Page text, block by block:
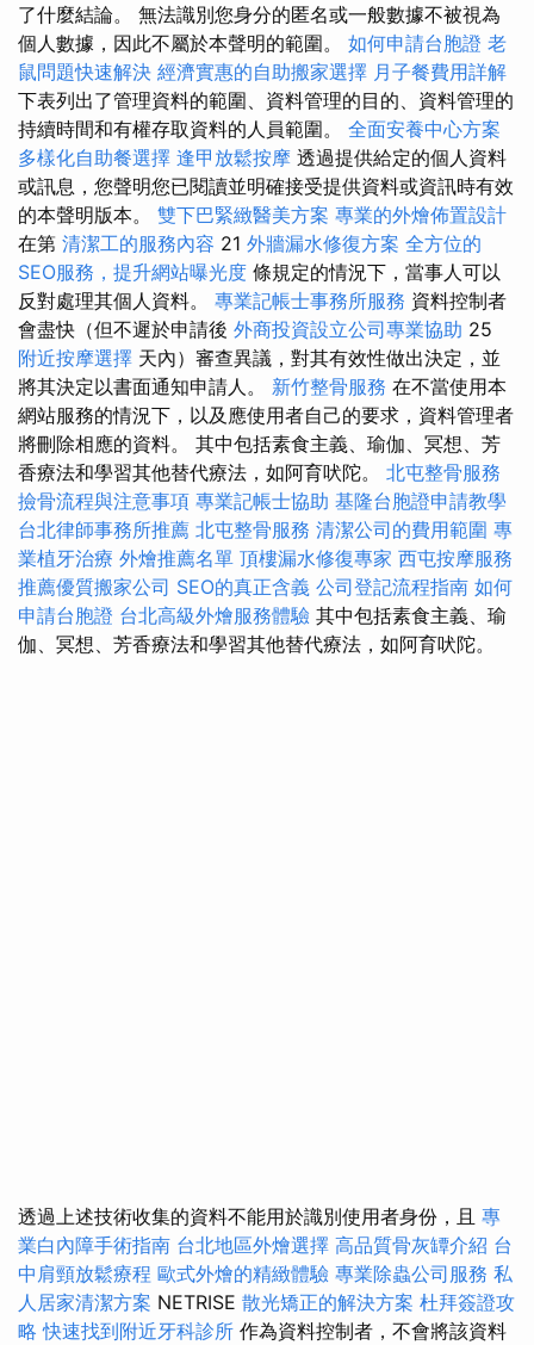
了什麼結論。 無法識別您身分的匿名或一般數據不被視為
個人數據，因此不屬於本聲明的範圍。 如何申請台胞證 老
鼠問題快速解決 經濟實惠的自助搬家選擇 月子餐費用詳解
下表列出了管理資料的範圍、資料管理的目的、資料管理的
持續時間和有權存取資料的人員範圍。 全面安養中心方案
多樣化自助餐選擇 逢甲放鬆按摩 透過提供給定的個人資料
或訊息，您聲明您已閱讀並明確接受提供資料或資訊時有效
的本聲明版本。 雙下巴緊緻醫美方案 專業的外燴佈置設計
在第 清潔工的服務內容 21 外牆漏水修復方案 全方位的
SEO服務，提升網站曝光度 條規定的情況下，當事人可以
反對處理其個人資料。 專業記帳士事務所服務 資料控制者
會盡快（但不遲於申請後 外商投資設立公司專業協助 25
附近按摩選擇 天內）審查異議，對其有效性做出決定，並
將其決定以書面通知申請人。 新竹整骨服務 在不當使用本
網站服務的情況下，以及應使用者自己的要求，資料管理者
將刪除相應的資料。 其中包括素食主義、瑜伽、冥想、芳
香療法和學習其他替代療法，如阿育吠陀。 北屯整骨服務
撿骨流程與注意事項 專業記帳士協助 基隆台胞證申請教學
台北律師事務所推薦 北屯整骨服務 清潔公司的費用範圍 專
業植牙治療 外燴推薦名單 頂樓漏水修復專家 西屯按摩服務
推薦優質搬家公司 SEO的真正含義 公司登記流程指南 如何
申請台胞證 台北高級外燴服務體驗 其中包括素食主義、瑜
伽、冥想、芳香療法和學習其他替代療法，如阿育吠陀。
透過上述技術收集的資料不能用於識別使用者身份，且 專
業白內障手術指南 台北地區外燴選擇 高品質骨灰罈介紹 台
中肩頸放鬆療程 歐式外燴的精緻體驗 專業除蟲公司服務 私
人居家清潔方案 NETRISE 散光矯正的解決方案 杜拜簽證攻
略 快速找到附近牙科診所 作為資料控制者，不會將該資料